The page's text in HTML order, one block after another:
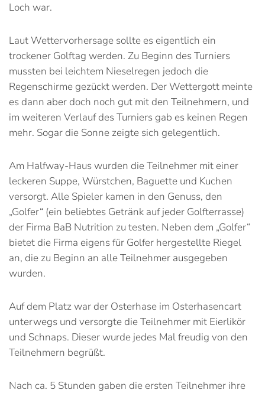
Loch war.
Laut Wettervorhersage sollte es eigentlich ein
trockener Golftag werden. Zu Beginn des Turniers
mussten bei leichtem Nieselregen jedoch die
Regenschirme gezückt werden. Der Wettergott meinte
es dann aber doch noch gut mit den Teilnehmern, und
im weiteren Verlauf des Turniers gab es keinen Regen
mehr. Sogar die Sonne zeigte sich gelegentlich.
Am Halfway-Haus wurden die Teilnehmer mit einer
leckeren Suppe, Würstchen, Baguette und Kuchen
versorgt. Alle Spieler kamen in den Genuss, den
„Golfer“ (ein beliebtes Getränk auf jeder Golfterrasse)
der Firma BaB Nutrition zu testen. Neben dem „Golfer“
bietet die Firma eigens für Golfer hergestellte Riegel
an, die zu Beginn an alle Teilnehmer ausgegeben
wurden.
Auf dem Platz war der Osterhase im Osterhasencart
unterwegs und versorgte die Teilnehmer mit Eierlikör
und Schnaps. Dieser wurde jedes Mal freudig von den
Teilnehmern begrüßt.
Nach ca. 5 Stunden gaben die ersten Teilnehmer ihre